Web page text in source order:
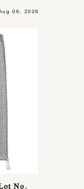
06, 2026
No.